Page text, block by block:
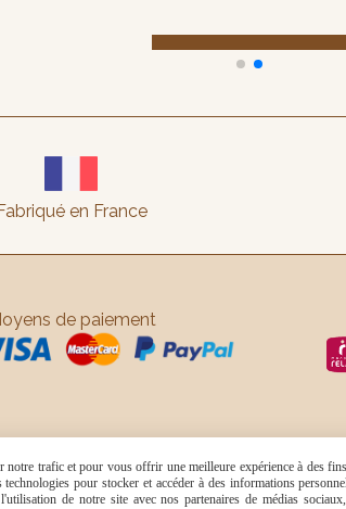
Fabriqué en France
de paiement
trafic et pour vous offrir une meilleure expérience à des
pour stocker et accéder à des informations
de notre site avec nos partenaires de médias